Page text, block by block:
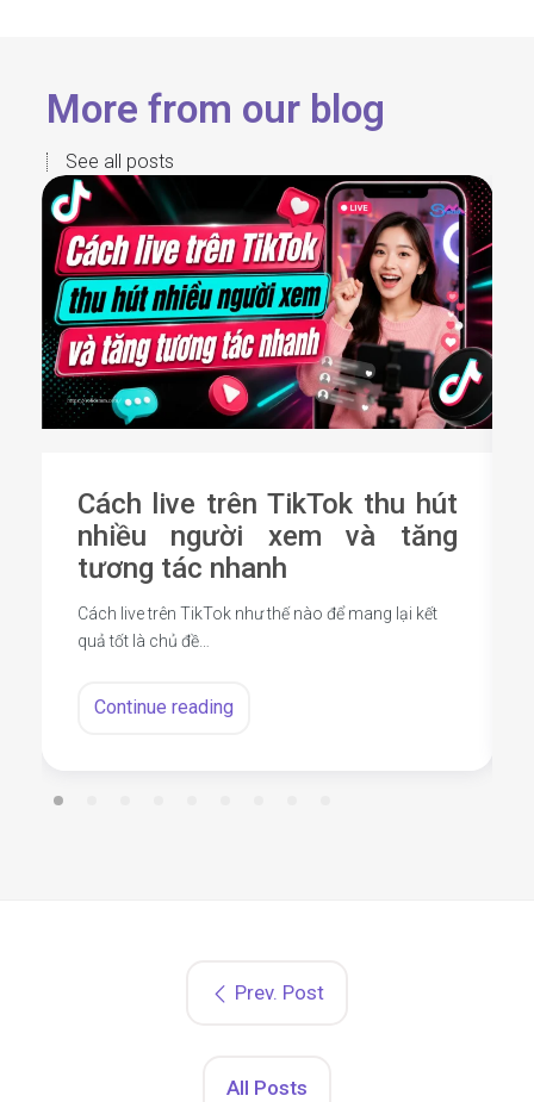
More from our blog
See all posts
Cách live trên TikTok thu hút
nhiều người xem và tăng
tương tác nhanh
Cách live trên TikTok như thế nào để mang lại kết
quả tốt là chủ đề…
Continue reading
Prev. Post
All Posts